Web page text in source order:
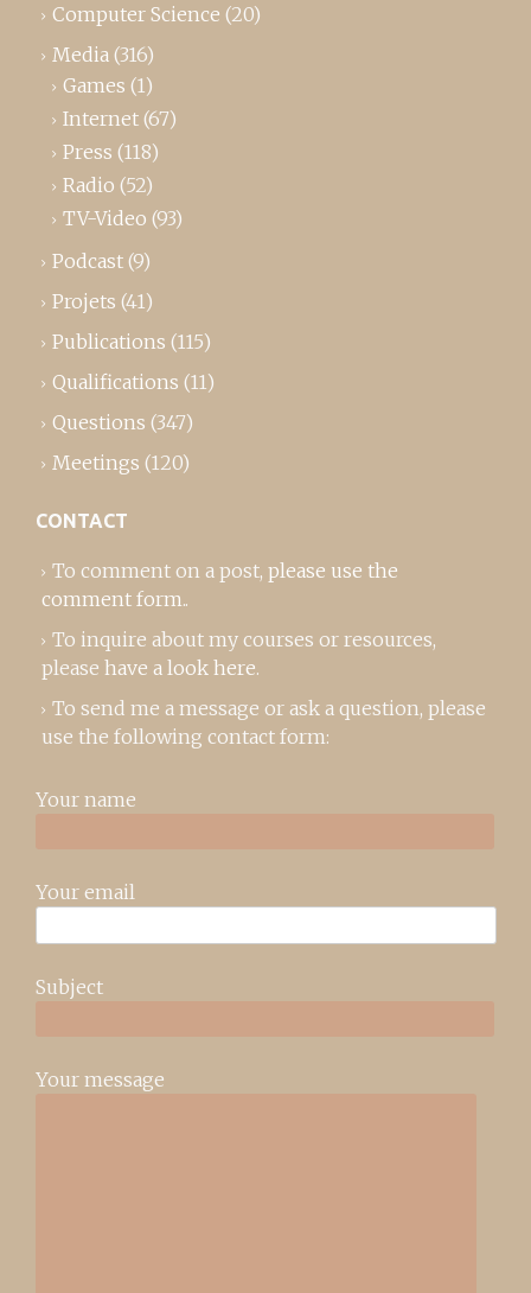
Computer Science (20)
Media (316)
Games (1)
Internet (67)
Press (118)
Radio (52)
TV-Video (93)
Podcast (9)
Projets (41)
Publications (115)
Qualifications (11)
Questions (347)
Meetings (120)
CONTACT
To comment on a post, please use the
comment form..
To inquire about my courses or resources,
please have a look here.
To send me a message or ask a question, please
use the following contact form:
Your name
Your email
Subject
Your message